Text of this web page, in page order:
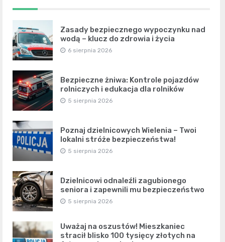
Zasady bezpiecznego wypoczynku nad
wodą – klucz do zdrowia i życia
6 sierpnia 2026
Bezpieczne żniwa: Kontrole pojazdów
rolniczych i edukacja dla rolników
5 sierpnia 2026
Poznaj dzielnicowych Wielenia – Twoi
lokalni stróże bezpieczeństwa!
5 sierpnia 2026
Dzielnicowi odnaleźli zagubionego
seniora i zapewnili mu bezpieczeństwo
5 sierpnia 2026
Uważaj na oszustów! Mieszkaniec
stracił blisko 100 tysięcy złotych na